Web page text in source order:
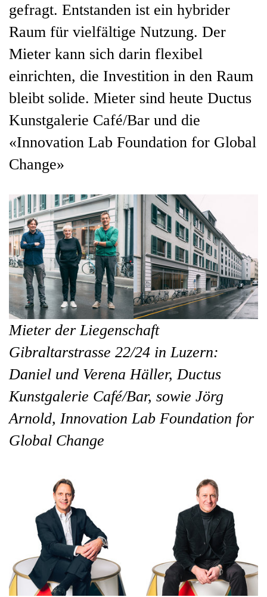
gefragt. Entstanden ist ein hybrider
Raum für vielfältige Nutzung. Der
Mieter kann sich darin flexibel
einrichten, die Investition in den Raum
bleibt solide. Mieter sind heute Ductus
Kunstgalerie Café/Bar und die
«Innovation Lab Foundation for Global
Change»
Mieter der Liegenschaft
Gibraltarstrasse 22/24 in Luzern:
Daniel und Verena Häller, Ductus
Kunstgalerie Café/Bar, sowie Jörg
Arnold, Innovation Lab Foundation for
Global Change